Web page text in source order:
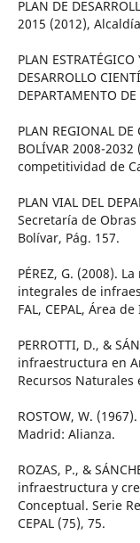
PLAN DE
2015 (2012),
PLAN
DESARROLLO
DEPARTAMENTO
PLAN REGIONAL DE
BOLÍVAR 2008-
competitividad de
PLAN VIAL DEL
Secretaría de
Bolívar, Pág. 157.
PÉREZ, G. (2008).
integrales de
FAL, CEPAL, Área
PERROTTI, D., &
infraestructura en
Recursos
ROSTOW, W.
Madrid: Alianza.
ROZAS, P., &
infraestructura y
Conceptual. Serie
CEPAL (75), 75.